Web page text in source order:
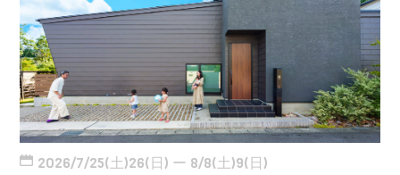
2026/7/25(土)26(日) ー 8/8(土)9(日)